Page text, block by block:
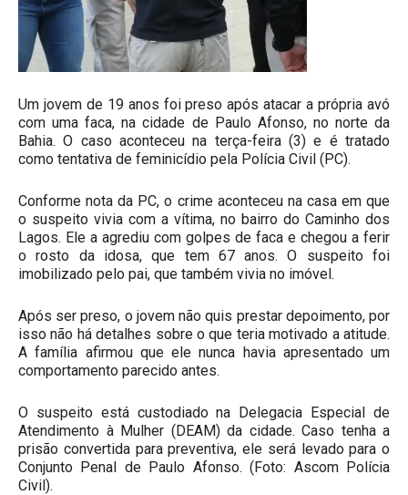
Um jovem de 19 anos foi preso após atacar a própria avó
com uma faca, na cidade de Paulo Afonso, no norte da
Bahia. O caso aconteceu na terça-feira (3) e é tratado
como tentativa de feminicídio pela Polícia Civil (PC).
Conforme nota da PC, o crime aconteceu na casa em que
o suspeito vivia com a vítima, no bairro do Caminho dos
Lagos. Ele a agrediu com golpes de faca e chegou a ferir
o rosto da idosa, que tem 67 anos. O suspeito foi
imobilizado pelo pai, que também vivia no imóvel.
Após ser preso, o jovem não quis prestar depoimento, por
isso não há detalhes sobre o que teria motivado a atitude.
A família afirmou que ele nunca havia apresentado um
comportamento parecido antes.
O suspeito está custodiado na Delegacia Especial de
Atendimento à Mulher (DEAM) da cidade. Caso tenha a
prisão convertida para preventiva, ele será levado para o
Conjunto Penal de Paulo Afonso. (Foto: Ascom Polícia
Civil).